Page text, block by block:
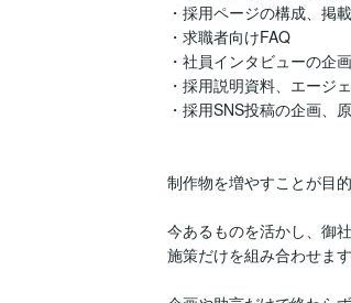
・採用ページの構成、掲
・求職者向けFAQ
・社員インタビューの企
・採用説明資料、エージ
・採用SNS投稿の企画、
制作物を増やすことが目
今あるものを活かし、御
施策だけを組み合わせます